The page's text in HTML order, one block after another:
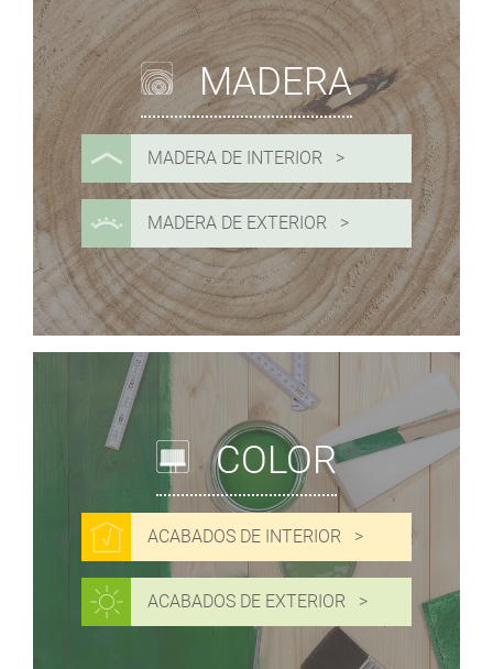
MADERA
MADERA DE INTERIOR
MADERA DE EXTERIOR
COLOR
ACABADOS DE INTERIOR
ACABADOS DE EXTERIOR